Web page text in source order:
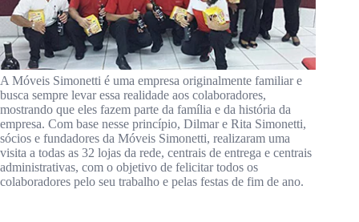
A Móveis Simonetti é uma empresa originalmente familiar e
busca sempre levar essa realidade aos colaboradores,
mostrando que eles fazem parte da família e da história da
empresa. Com base nesse princípio, Dilmar e Rita Simonetti,
sócios e fundadores da Móveis Simonetti, realizaram uma
visita a todas as 32 lojas da rede, centrais de entrega e centrais
administrativas, com o objetivo de felicitar todos os
colaboradores pelo seu trabalho e pelas festas de fim de ano.